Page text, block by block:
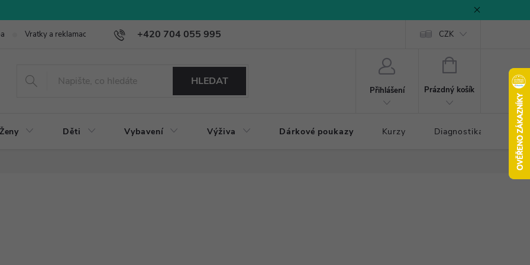
+420 704 055 995
Vratky a reklamace CZK
HLEDAT
Přihlášení
NÁKUPNÍ
Prázdný košík
Ženy Děti Vybavení Výživa Dárkové poukazy Kurzy Diagnostika došlapu